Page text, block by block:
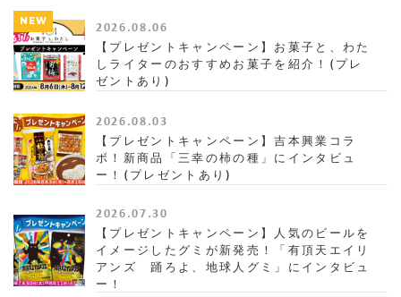
NEW 2026.08.06
【プレゼントキャンペーン】お菓子と、わた
しライターのおすすめお菓子を紹介！(プレ
ゼントあり)
2026.08.03
【プレゼントキャンペーン】吉本興業コラ
ボ！新商品「三幸の柿の種」にインタビュ
ー！(プレゼントあり)
2026.07.30
【プレゼントキャンペーン】人気のビールを
イメージしたグミが新発売！「有頂天エイリ
アンズ 踊ろよ、地球人グミ」にインタビュ
ー！